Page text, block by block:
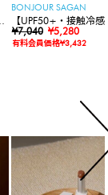
BONJOUR SAGAN
【UPF50+・接触冷感
水】【水陸両用】ラ
ードロンパース
¥7,040 ¥5,280
有料会員価格¥3,432